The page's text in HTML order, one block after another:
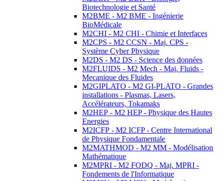
Biotechnologie et Santé
M2BME - M2 BME - Ingénierie
BioMédicale
M2CHI - M2 CHI - Chimie et Interfaces
M2CPS - M2 CCSN - Maj. CPS -
Système Cyber Physique
M2DS - M2 DS - Science des données
M2FLUIDS - M2 Mech - Maj. Fluids -
Mecanique des Fluides
M2GIPLATO - M2 GI-PLATO - Grandes
installations - Plasmas, Lasers,
Accélérateurs, Tokamaks
M2HEP - M2 HEP - Physique des Hautes
Energies
M2ICFP - M2 ICFP - Centre International
de Physique Fondamentale
M2MATHMOD - M2 MM - Modélisation
Mathématique
M2MPRI - M2 FODQ - Maj. MPRI -
Fondements de l'Informatique